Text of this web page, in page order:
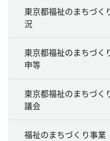
東京都福祉のまちづ
況
東京都福祉のまちづ
申等
東京都福祉のまちづく
議会
福祉のまちづくり事業